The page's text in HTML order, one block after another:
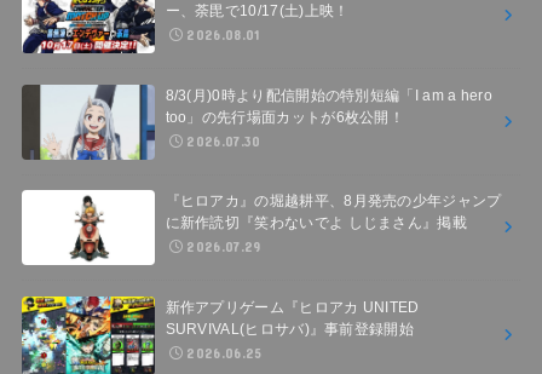
ー、荼毘で10/17(土)上映！
2026.08.01
8/3(月)0時より配信開始の特別短編「I am a hero
too」の先行場面カットが6枚公開！
2026.07.30
『ヒロアカ』の堀越耕平、8月発売の少年ジャンプ
に新作読切『笑わないでよ しじまさん』掲載
2026.07.29
新作アプリゲーム『ヒロアカ UNITED
SURVIVAL(ヒロサバ)』事前登録開始
2026.06.25